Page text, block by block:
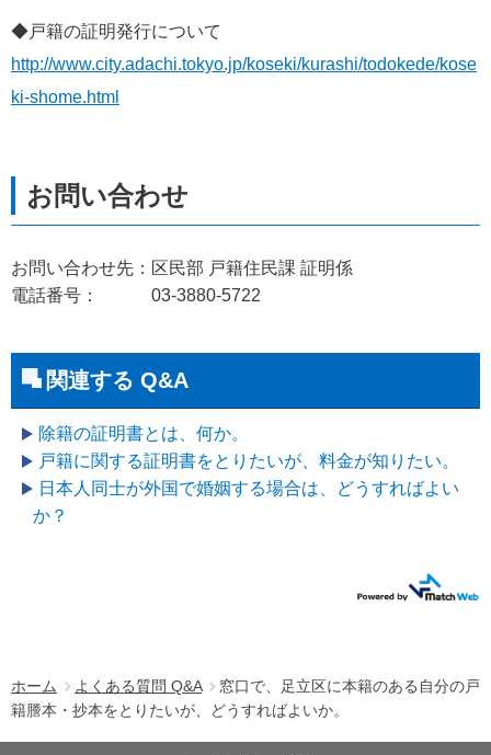
ホーム よくある質問 Q&A
窓口で、足立区に本籍のある自分の戸
籍謄本・抄本をとりたいが、どうすればよいか。
◆戸籍の証明発行について
http://www.city.adachi.tokyo.jp/koseki/kurashi/todokede/kose
ki-shome.html
お問い合わせ先：区民部 戸籍住民課 証明係
電話番号： 03-3880-5722
関連する Q&A
除籍の証明書とは、何か。
戸籍に関する証明書をとりたいが、料金が知りたい。
日本人同士が外国で婚姻する場合は、どうすればよい
か？